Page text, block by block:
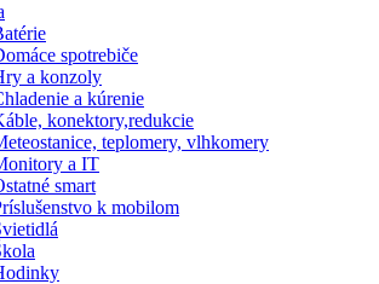
spotrebiče
a konzoly
a kúrenie
konektory,redukcie
teplomery, vlhkomery
a IT
smart
k mobilom